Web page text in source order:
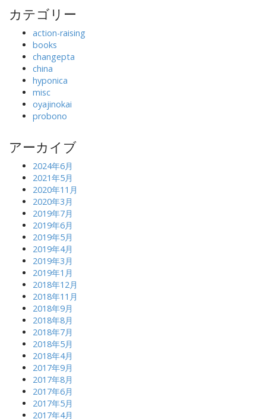
カテゴリー
action-raising
books
changepta
china
hyponica
misc
oyajinokai
probono
アーカイブ
2024年6月
2021年5月
2020年11月
2020年3月
2019年7月
2019年6月
2019年5月
2019年4月
2019年3月
2019年1月
2018年12月
2018年11月
2018年9月
2018年8月
2018年7月
2018年5月
2018年4月
2017年9月
2017年8月
2017年6月
2017年5月
2017年4月